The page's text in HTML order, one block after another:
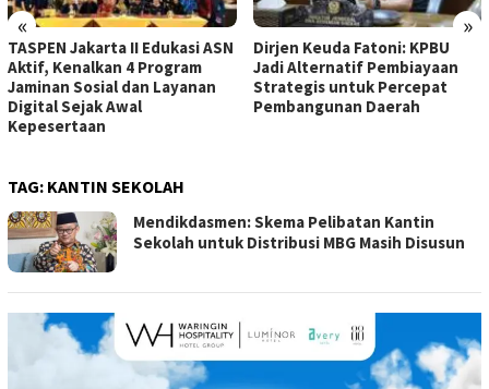
« »
TASPEN Jakarta II Edukasi ASN
Aktif, Kenalkan 4 Program
Jaminan Sosial dan Layanan
Digital Sejak Awal
Kepesertaan
Dirjen Keuda Fatoni: KPBU
Jadi Alternatif Pembiayaan
Strategis untuk Percepat
Pembangunan Daerah
TAG: KANTIN SEKOLAH
Mendikdasmen: Skema Pelibatan Kantin
Sekolah untuk Distribusi MBG Masih Disusun